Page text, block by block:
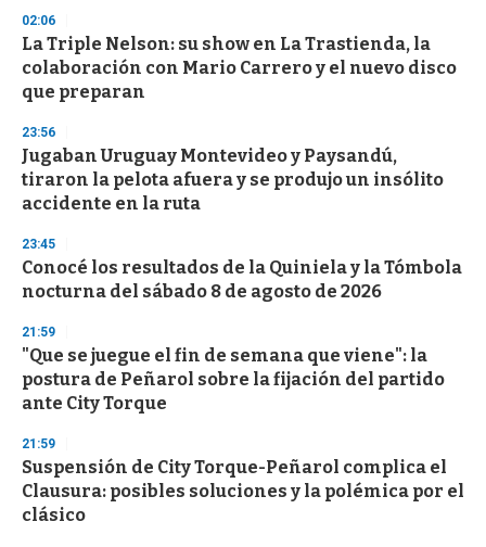
s
02:06
La Triple Nelson: su show en La Trastienda, la
colaboración con Mario Carrero y el nuevo disco
que preparan
23:56
Jugaban Uruguay Montevideo y Paysandú,
tiraron la pelota afuera y se produjo un insólito
accidente en la ruta
23:45
Conocé los resultados de la Quiniela y la Tómbola
nocturna del sábado 8 de agosto de 2026
21:59
"Que se juegue el fin de semana que viene": la
postura de Peñarol sobre la fijación del partido
ante City Torque
21:59
Suspensión de City Torque-Peñarol complica el
Clausura: posibles soluciones y la polémica por el
clásico